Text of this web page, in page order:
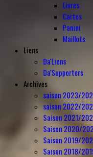
Livres
Cartes
Panini
Maillots
Liens
Da'Liens
Da'Supporters
Archives
saison 2023/
saison 2022/
Saison 2021/
Saison 2020/
Saison 2019/
Saison 2018/